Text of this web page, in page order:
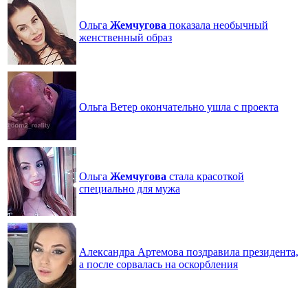
Ольга Жемчугова показала необычный
женственный образ
Ольга Ветер окончательно ушла с проекта
Ольга Жемчугова стала красоткой
специально для мужа
Александра Артемова поздравила президента,
а после сорвалась на оскорбления